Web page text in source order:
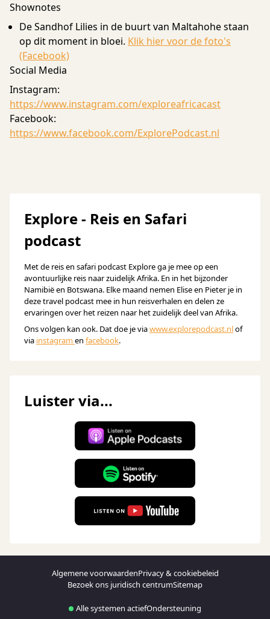
Shownotes
De Sandhof Lilies in de buurt van Maltahohe staan
op dit moment in bloei. Klik hier voor de foto's
(Facebook)
Social Media
Instagram:
https://www.instagram.com/exploreafricacast
Facebook:
https://www.facebook.com/ExplorePodcast.nl
Explore - Reis en Safari
podcast
Met de reis en safari podcast Explore ga je mee op een
avontuurlijke reis naar zuidelijk Afrika. En in het bijzonder
Namibië en Botswana. Elke maand nemen Elise en Pieter je in
deze travel podcast mee in hun reisverhalen en delen ze
ervaringen over het reizen naar het zuidelijk deel van Afrika.
Ons volgen kan ook. Dat doe je viawww.explorepodcast.nlof
via instagram en facebook.
Luister via...
Algemene voorwaardenPrivacy & cookiebeleid
Bezoek ons juridisch centrumSitemap
Alle systemen actiefOndersteuning